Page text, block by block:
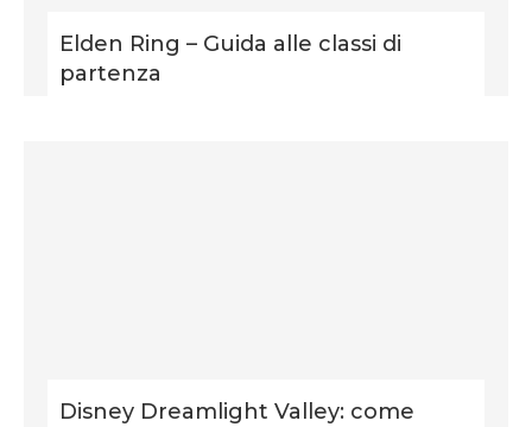
Elden Ring – Guida alle classi di
partenza
Disney Dreamlight Valley: come